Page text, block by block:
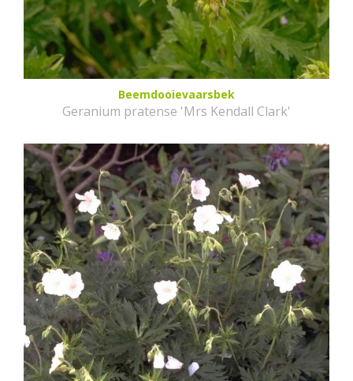
Beemdooievaarsbek
Geranium pratense 'Mrs Kendall Clark'